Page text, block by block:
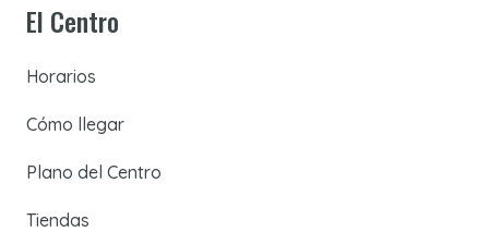
El Centro
Horarios
Cómo llegar
Plano del Centro
Tiendas